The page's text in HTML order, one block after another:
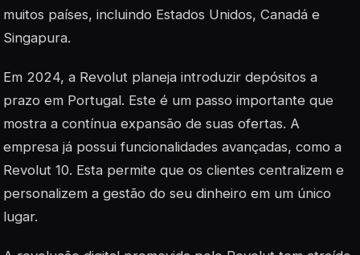
muitos países, incluindo Estados Unidos, Canadá e
Singapura.
Em 2024, a Revolut planeja introduzir depósitos a
prazo em Portugal. Este é um passo importante que
mostra a contínua expansão de suas ofertas. A
empresa já possui funcionalidades avançadas, como a
Revolut 10. Esta permite que os clientes centralizem e
personalizem a gestão do seu dinheiro em um único
lugar.